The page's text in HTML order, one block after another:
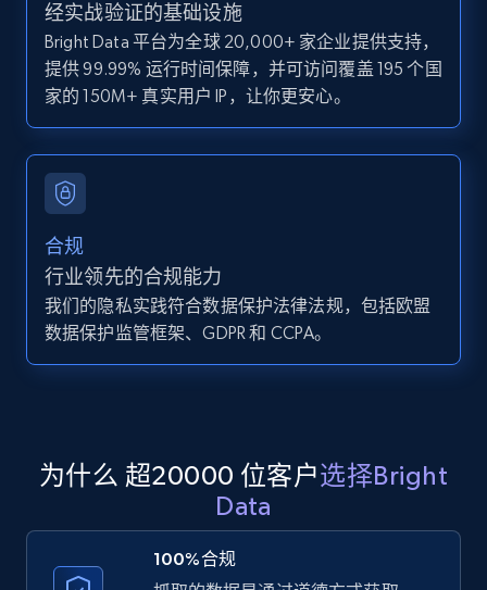
12K+ 1.3K+ 注册使用
direct link as input
IsListingClaimedByCurrentSignedInUser,
IsCurrentSignedInAgentResponsible, Bedrooms,
and more.
12K+ 1.3K+ 注册使用
LinkedIn posts
URL, ID, User id, Use url, Title, Headline, Post
11.3K+ 1.5K+ 注册使用
经实战验证的基础设施
Bright Data 平台为全球 20,000+ 家企业提供支持，
提供 99.99% 运行时间保障，并可访问覆盖 195 个国
家的 150M+ 真实用户 IP，让你更安心。
合规
行业领先的合规能力
我们的隐私实践符合数据保护法律法规，包括欧盟
数据保护监管框架、GDPR 和 CCPA。
为什么 超20000 位客户选择Bright
Data
100%合规